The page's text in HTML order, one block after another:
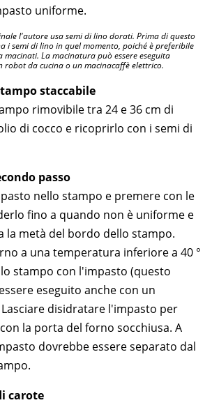
uniforme.
l'autore usa semi di lino dorati. Prima di questo
i semi di lino in quel momento, poiché è preferibile
macinati. La macinatura può essere eseguita
robot da cucina o un macinacaffè elettrico.
staccabile
rimovibile tra 24 e 36 cm di
di cocco e ricoprirlo con i semi di
passo
nello stampo e premere con le
fino a quando non è uniforme e
la metà del bordo dello stampo.
a una temperatura inferiore a 40 °
stampo con l'impasto (questo
eseguito anche con un
disidratare l'impasto per
la porta del forno socchiusa. A
dovrebbe essere separato dal
carote